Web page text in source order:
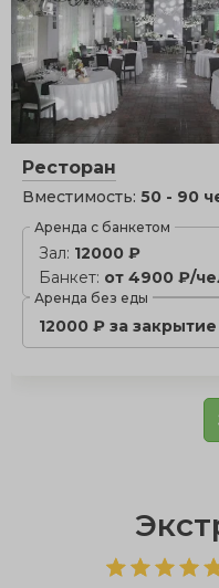
Ресторан
Вместимость: 50 - 90
Аренда с банкетом
Зал: 12000 ₽
Банкет: от 4900 ₽/
Аренда без еды
12000 ₽ за закрытие